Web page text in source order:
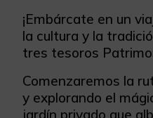
¡Embárcate en un
la cultura y la
tres tesoros
Comenzaremos la
y explorando el
jardín privado que